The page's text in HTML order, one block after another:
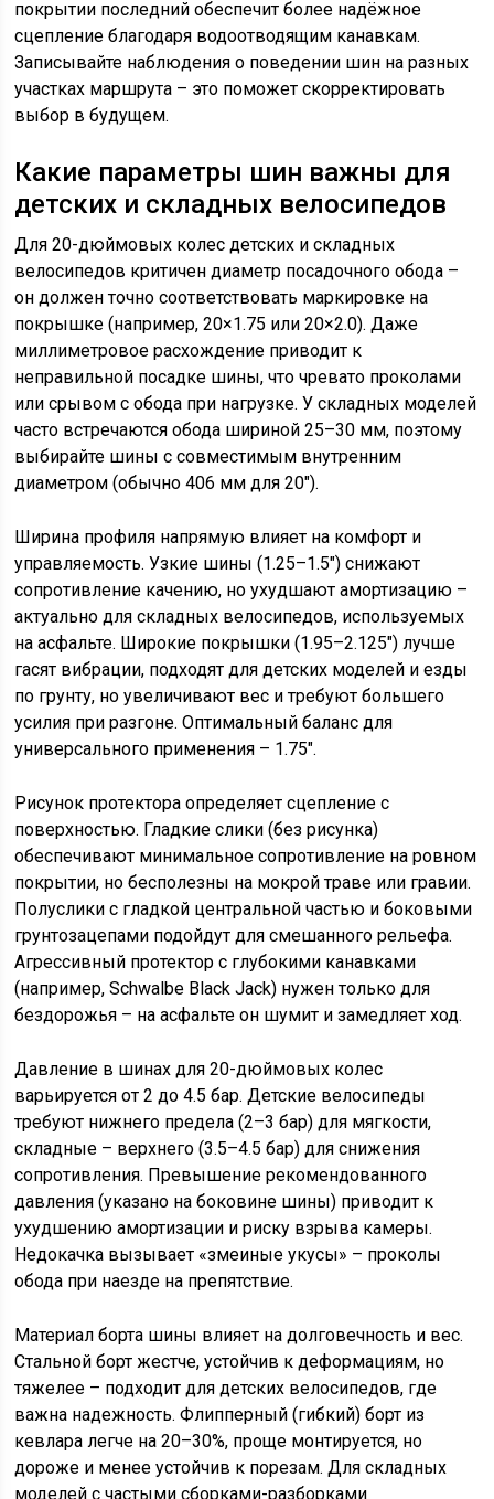
покрытии последний обеспечит более надёжное
сцепление благодаря водоотводящим канавкам.
Записывайте наблюдения о поведении шин на разных
участках маршрута – это поможет скорректировать
выбор в будущем.
Какие параметры шин важны для
детских и складных велосипедов
Для 20-дюймовых колес детских и складных
велосипедов критичен диаметр посадочного обода –
он должен точно соответствовать маркировке на
покрышке (например, 20×1.75 или 20×2.0). Даже
миллиметровое расхождение приводит к
неправильной посадке шины, что чревато проколами
или срывом с обода при нагрузке. У складных моделей
часто встречаются обода шириной 25–30 мм, поэтому
выбирайте шины с совместимым внутренним
диаметром (обычно 406 мм для 20″).
Ширина профиля напрямую влияет на комфорт и
управляемость. Узкие шины (1.25–1.5″) снижают
сопротивление качению, но ухудшают амортизацию –
актуально для складных велосипедов, используемых
на асфальте. Широкие покрышки (1.95–2.125″) лучше
гасят вибрации, подходят для детских моделей и езды
по грунту, но увеличивают вес и требуют большего
усилия при разгоне. Оптимальный баланс для
универсального применения – 1.75″.
Рисунок протектора определяет сцепление с
поверхностью. Гладкие слики (без рисунка)
обеспечивают минимальное сопротивление на ровном
покрытии, но бесполезны на мокрой траве или гравии.
Полуслики с гладкой центральной частью и боковыми
грунтозацепами подойдут для смешанного рельефа.
Агрессивный протектор с глубокими канавками
(например, Schwalbe Black Jack) нужен только для
бездорожья – на асфальте он шумит и замедляет ход.
Давление в шинах для 20-дюймовых колес
варьируется от 2 до 4.5 бар. Детские велосипеды
требуют нижнего предела (2–3 бар) для мягкости,
складные – верхнего (3.5–4.5 бар) для снижения
сопротивления. Превышение рекомендованного
давления (указано на боковине шины) приводит к
ухудшению амортизации и риску взрыва камеры.
Недокачка вызывает «змеиные укусы» – проколы
обода при наезде на препятствие.
Материал борта шины влияет на долговечность и вес.
Стальной борт жестче, устойчив к деформациям, но
тяжелее – подходит для детских велосипедов, где
важна надежность. Флипперный (гибкий) борт из
кевлара легче на 20–30%, проще монтируется, но
дороже и менее устойчив к порезам. Для складных
моделей с частыми сборками-разборками